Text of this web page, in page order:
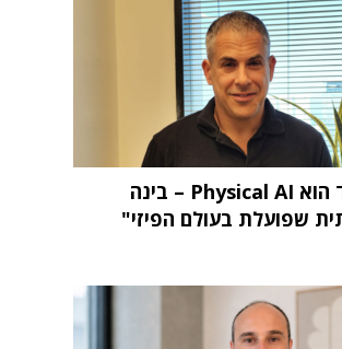
"העתיד הוא Physical AI – בינה
שפועלת בעולם הפיזי"